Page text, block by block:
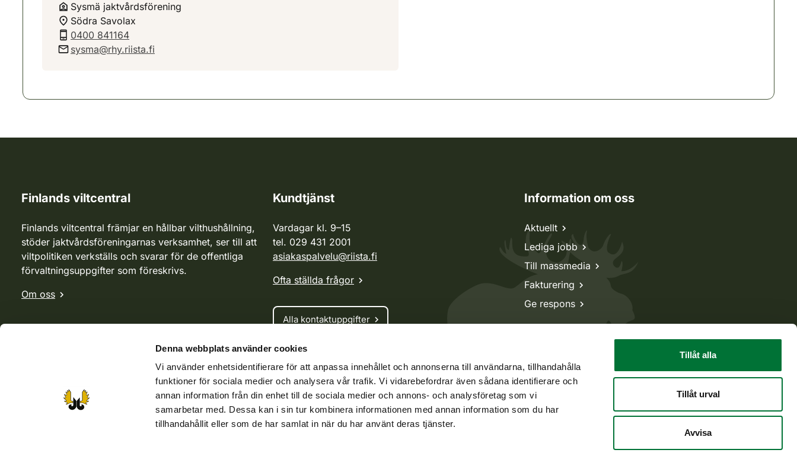
Denna webbplats använder cookies
Vi använder enhetsidentifierare för att anpassa innehållet och annonserna till användarna, tillhandahålla
funktioner för sociala medier och analysera vår trafik. Vi vidarebefordrar även sådana identifierare och
annan information från din enhet till de sociala medier och annons- och analysföretag som vi
samarbetar med. Dessa kan i sin tur kombinera informationen med annan information som du har
tillhandahållit eller som de har samlat in när du har använt deras tjänster.
Tillåt alla
Tillåt urval
Avvisa
Sysmä jaktvårdsförening
Södra Savolax
0400 841164
sysma@rhy.riista.fi
Finlands viltcentral
Finlands viltcentral främjar en hållbar vilthushållning,
stöder jaktvårdsföreningarnas verksamhet, ser till att
viltpolitiken verkställs och svarar för de offentliga
förvaltningsuppgifter som föreskrivs.
Om oss
Kundtjänst
Vardagar kl. 9–15
tel. 029 431 2001
asiakaspalvelu@riista.fi
Ofta ställda frågor
Alla kontaktuppgifter
Jaktkort
Oma riista -tjänsten
Ansökan om licenser och dispenser
Information om oss
Aktuellt
Lediga jobb
Till massmedia
Fakturering
Ge respons